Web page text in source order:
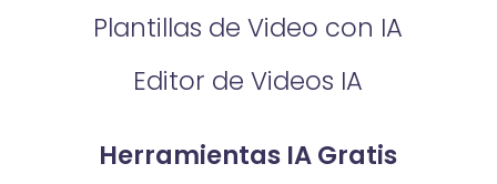
Plantillas de Video con IA
Editor de Videos IA
Herramientas IA Gratis